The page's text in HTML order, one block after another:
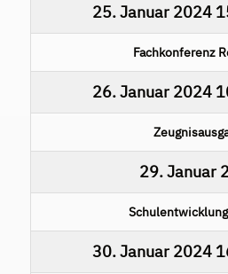
25. Januar 2024
Fachkonferenz
26. Januar 2024
29. Januar
30. Januar 2024